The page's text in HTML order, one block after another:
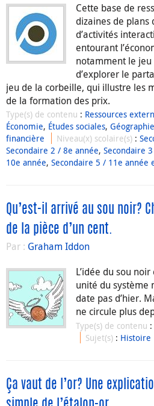
Cette base de
dizaines de plans
d’activités
entourant
notamment le
d’explorer le
jeu de la corbeille, qui illustre les
de la formation des prix.
Type(s) de contenu : Ressources
Économie, Études sociales, Géographie
financière
Niveau(x) scolaire(s) :
Secondaire 2 / 8e année, Secondaire
10e année, Secondaire 5 / 11e année
Qu’est-il arrivé au sou noir?
de la pièce d’un cent.
Par : Graham Iddon
L’idée du sou
unité du système
date pas d’hier.
ne circule plus
Type(s) de contenu :
Sujet(s) : Histoire
Ça vaut de l’or? Une